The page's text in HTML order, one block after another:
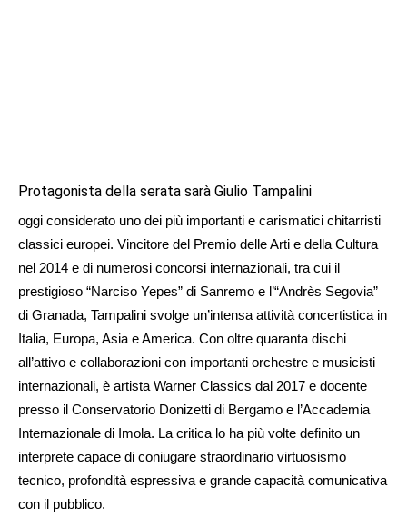
Protagonista della serata sarà Giulio Tampalini
oggi considerato uno dei più importanti e carismatici chitarristi
classici europei. Vincitore del Premio delle Arti e della Cultura
nel 2014 e di numerosi concorsi internazionali, tra cui il
prestigioso “Narciso Yepes” di Sanremo e l’“Andrès Segovia”
di Granada, Tampalini svolge un’intensa attività concertistica in
Italia, Europa, Asia e America. Con oltre quaranta dischi
all’attivo e collaborazioni con importanti orchestre e musicisti
internazionali, è artista Warner Classics dal 2017 e docente
presso il Conservatorio Donizetti di Bergamo e l’Accademia
Internazionale di Imola. La critica lo ha più volte definito un
interprete capace di coniugare straordinario virtuosismo
tecnico, profondità espressiva e grande capacità comunicativa
con il pubblico.